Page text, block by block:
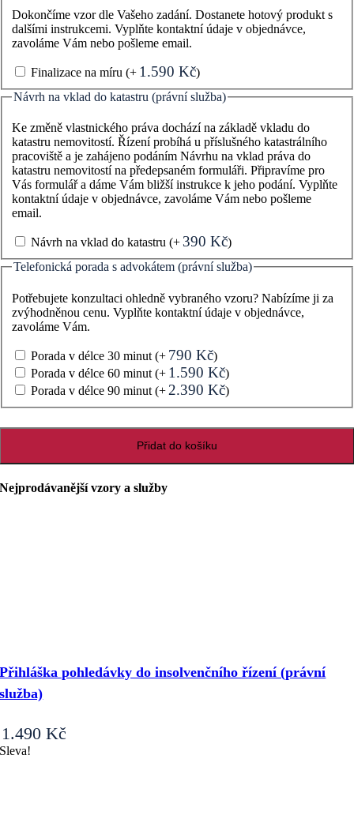
Dokončíme vzor dle Vašeho zadání. Dostanete hotový produkt s
dalšími instrukcemi. Vyplňte kontaktní údaje v objednávce,
zavoláme Vám nebo pošleme email.
Finalizace na míru(+ 1.590Kč)
Návrh na vklad do katastru (právní služba)
Ke změně vlastnického práva dochází na základě vkladu do
katastru nemovitostí. Řízení probíhá u příslušného katastrálního
pracoviště a je zahájeno podáním Návrhu na vklad práva do
katastru nemovitostí na předepsaném formuláři. Připravíme pro
Vás formulář a dáme Vám bližší instrukce k jeho podání. Vyplňte
kontaktní údaje v objednávce, zavoláme Vám nebo pošleme
email.
Návrh na vklad do katastru(+ 390Kč)
Telefonická porada s advokátem (právní služba)
Potřebujete konzultaci ohledně vybraného vzoru? Nabízíme ji za
zvýhodněnou cenu. Vyplňte kontaktní údaje v objednávce,
zavoláme Vám.
Porada v délce 30 minut(+ 790Kč)
Porada v délce 60 minut(+ 1.590Kč)
Porada v délce 90 minut(+ 2.390Kč)
Přidat do košíku
Nejprodávanější vzory a služby
Přihláška pohledávky do insolvenčního řízení (právní
služba)
1.490Kč
Sleva!